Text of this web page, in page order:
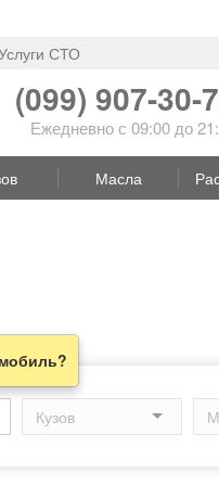
СТО
(099) 907-30-
Ежедневно с 09:00 до
Масла